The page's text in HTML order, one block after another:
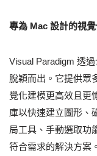
專為 Mac 設計的視
Visual Paradigm 透
脫穎而出。它提供眾
覺化建模更高效且更
庫以快速建立圖形、
局工具、手動選取功
符合需求的解決方案。